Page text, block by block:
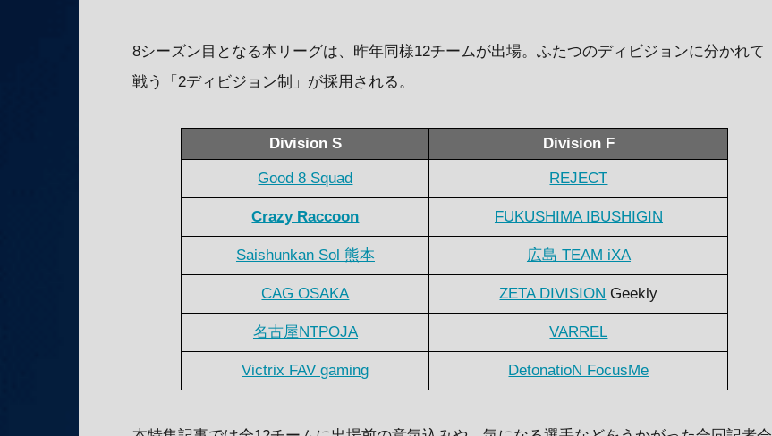
8シーズン目となる本リーグは、昨年同様12チームが出場。ふたつのディビジョンに分かれて
戦う「2ディビジョン制」が採用される。
Division S Division F
Good 8 Squad REJECT
Crazy Raccoon FUKUSHIMA IBUSHIGIN
Saishunkan Sol 熊本 広島 TEAM iXA
CAG OSAKA ZETA DIVISION Geekly
名古屋NTPOJA VARREL
Victrix FAV gaming DetonatioN FocusMe